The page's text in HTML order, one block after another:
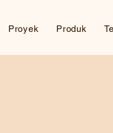
Proyek Produk